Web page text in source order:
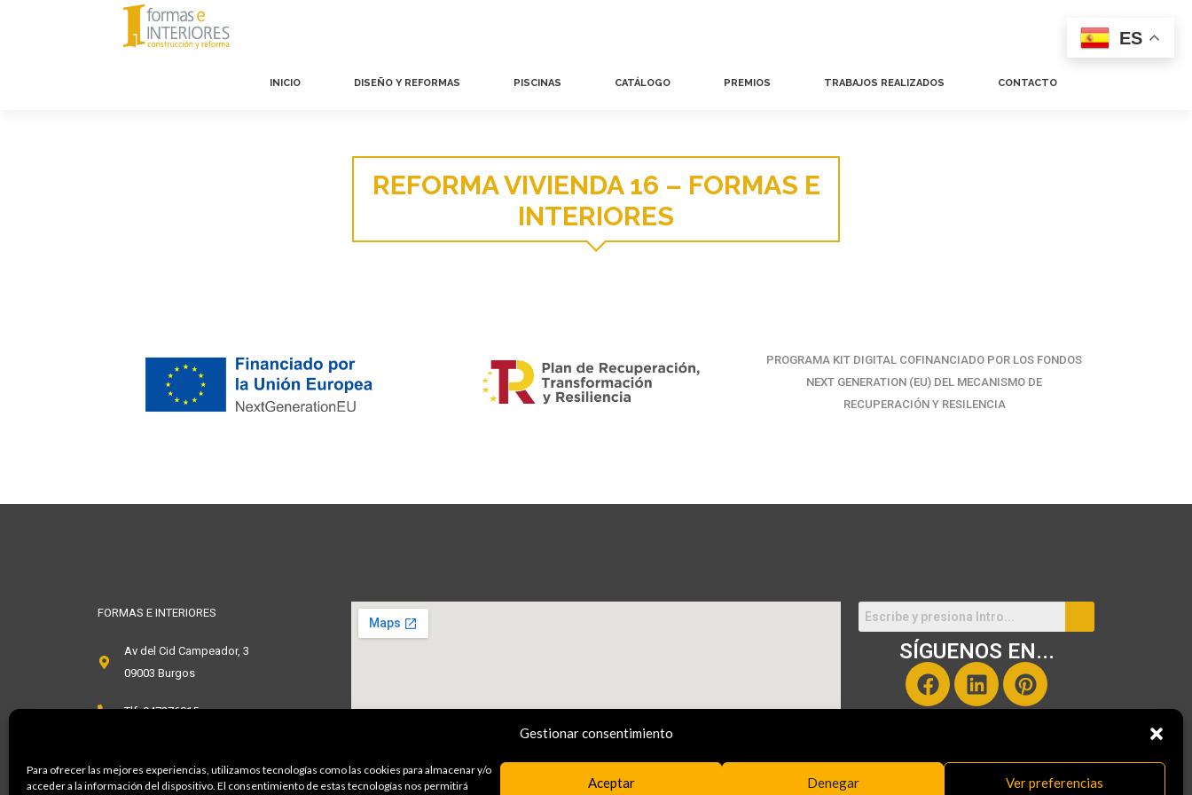
Gestionar consentimiento
Para ofrecer las mejores experiencias, utilizamos tecnologías como las cookies para almacenar y/o
acceder a la información del dispositivo. El consentimiento de estas tecnologías nos permitirá
Aceptar Denegar Ver preferencias
INICIO DISEÑO Y REFORMAS PISCINAS CATÁLOGO PREMIOS TRABAJOS REALIZADOS CONTACTO
REFORMA VIVIENDA 16 – FORMAS E
INTERIORES
PROGRAMA KIT DIGITAL COFINANCIADO POR LOS FONDOS
NEXT GENERATION (EU) DEL MECANISMO DE
RECUPERACIÓN Y RESILENCIA
FORMAS E INTERIORES
Av del Cid Campeador, 3
09003 Burgos
Tlf. 947276015
SÍGUENOS EN...
ES